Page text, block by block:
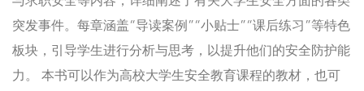
突发事件。每章涵盖“导读案例”“小贴士”“课后练习”等特色
板块，引导学生进行分析与思考，以提升他们的安全防护能
力。 本书可以作为高校大学生安全教育课程的教材，也可